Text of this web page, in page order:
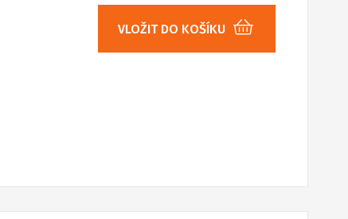
VLOŽIT DO KOŠÍKU